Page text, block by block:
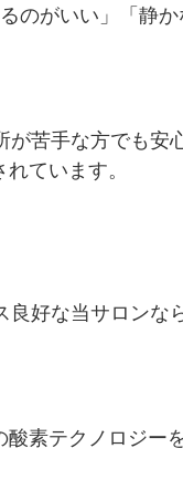
のがいい」「静
苦手な方でも安
ています。
好な当サロンな
素テクノロジー